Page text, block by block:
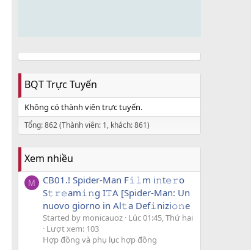
BQT Trực Tuyến
Không có thành viên trực tuyến.
Tổng: 862 (Thành viên: 1, khách: 861)
Xem nhiều
M
CB01.! Spider-Man F𝚒𝚕m i𝚗t𝚎𝚛o
S𝚝𝚛𝚎am𝚒𝚗g I𝚃A [Spider-Man: Un
nuovo giorno in Al𝚝a Def𝚒nizi𝚘𝚗e
Started by monicauoz Lúc 01:45, Thứ hai
Lượt xem: 103
Hợp đồng và phụ lục hợp đồng